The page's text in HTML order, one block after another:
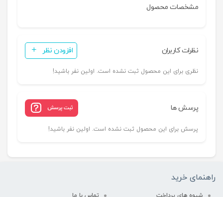
مشخصات محصول
نظرات کاربران افزودن نظر
نظری برای این محصول ثبت نشده است. اولین نفر باشید!
پرسش ها ثبت پرسش
پرسش برای این محصول ثبت نشده است. اولین نفر باشید!
راهنمای خرید